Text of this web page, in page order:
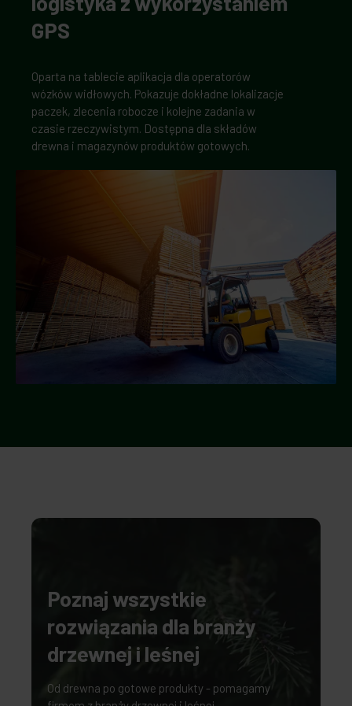
GPS
Oparta na tablecie aplikacja dla operatorów
wózków widłowych. Pokazuje dokładne lokalizacje
paczek, zlecenia robocze i kolejne zadania w
czasie rzeczywistym. Dostępna dla składów
drewna i magazynów produktów gotowych.
Poznaj wszystkie
rozwiązania dla branży
drzewnej i leśnej
Od drewna po gotowe produkty - pomagamy